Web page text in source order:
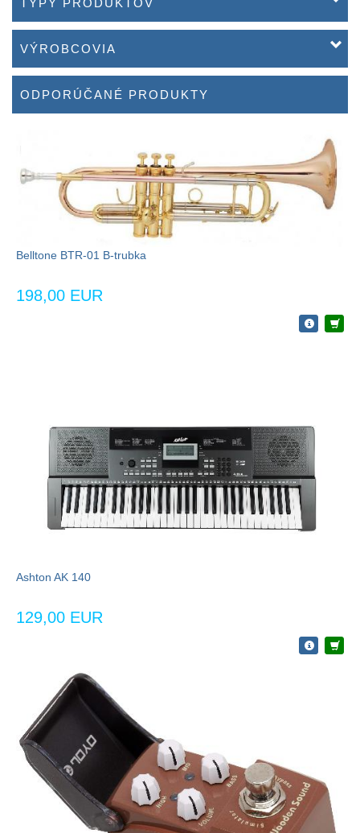
TYPY PRODUKTOV
VÝROBCOVIA
ODPORÚČANÉ PRODUKTY
Belltone BTR-01 B-trubka
198,00 EUR
Ashton AK 140
129,00 EUR